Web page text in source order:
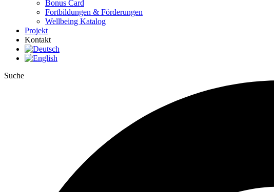
Bonus Card
Fortbildungen & Förderungen
Wellbeing Katalog
Projekt
Kontakt
Suche